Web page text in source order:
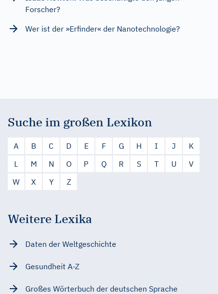
Forscher?
Wer ist der »Erfinder« der Nanotechnologie?
Suche im großen Lexikon
A B C D E F G H I J
K
L
M N O P Q R S T U
V
W
X Y Z
Weitere Lexika
Daten der Weltgeschichte
Gesundheit A-Z
Großes Wörterbuch der deutschen Sprache